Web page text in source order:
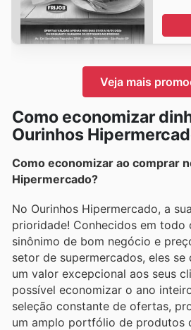
Veja mais
Como economizar
Ourinhos
Como economizar ao comprar
Hipermercado?
No Ourinhos Hipermercado, a
prioridade! Conhecidos em todo
sinônimo de bom negócio e
setor de supermercados, eles
um valor excepcional aos seus
possível economizar o ano
seleção constante de ofertas,
um amplo portfólio de produtos